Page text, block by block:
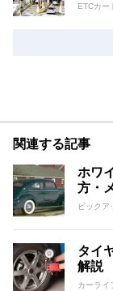
ETCカー
関連する記事
ホワ
方・
ピックア
タイ
解説
カーライ